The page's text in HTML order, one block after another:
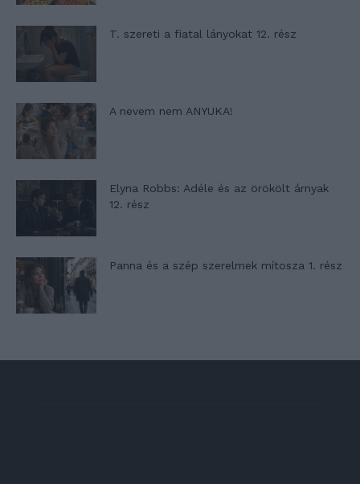
T. szereti a fiatal lányokat 12. rész
A nevem nem ANYUKA!
Elyna Robbs: Adéle és az örökölt árnyak
12. rész
Panna és a szép szerelmek mítosza 1. rész